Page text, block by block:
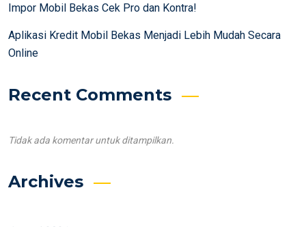
Impor Mobil Bekas Cek Pro dan Kontra!
Aplikasi Kredit Mobil Bekas Menjadi Lebih Mudah Secara
Online
Recent Comments
Tidak ada komentar untuk ditampilkan.
Archives